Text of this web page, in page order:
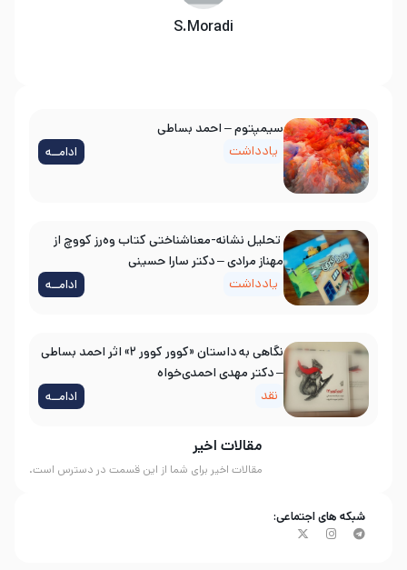
S.Moradi
مقالات اخیر
مقالات اخیر برای شما از این قسمت در دسترس است.
سیمپتوم – احمد بساطی
یادداشت
ادامــه
تحلیل نشانه-معناشناختی کتاب وه‌رز کووچ از
مهناز مرادی – دکتر سارا حسینی
یادداشت
ادامــه
نگاهی به داستان «کوور کوور ۲» اثر احمد بساطی
– دکتر مهدی احمدی‌خواه
نقد
ادامــه
شبکه های اجتماعی: